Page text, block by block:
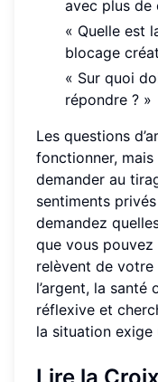
avec plus de
« Quelle est
blocage
« Sur quoi
répondre ? »
Les questions
fonctionner,
demander au
sentiments
demandez
que vous
relèvent de
l’argent, la
réflexive et
la situation exige
Lire la